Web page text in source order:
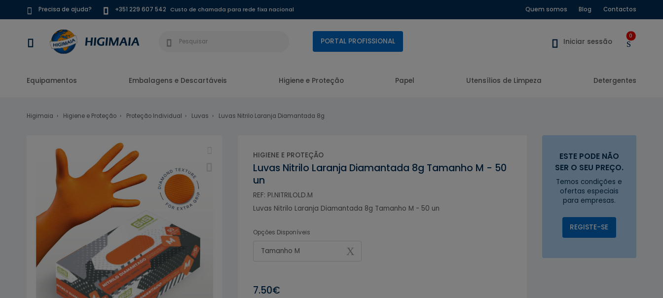
Precisa de ajuda? +351 229 607 542 Custo de chamada para rede fixa nacional Quem somos Blog Contactos
PORTAL PROFISSIONAL Iniciar sessão
0
Equipamentos Embalagens e Descartáveis Higiene e Proteção Papel Utensílios de Limpeza Detergentes
Higimaia Higiene e Proteção Proteção Individual Luvas Luvas Nitrilo Laranja Diamantada 8g
HIGIENE E PROTEÇÃO
Luvas Nitrilo Laranja Diamantada 8g Tamanho M - 50
un
REF: PI.NITRILOLD.M
Luvas Nitrilo Laranja Diamantada 8g Tamanho M - 50 un
Opções Disponíveis
Tamanho M
7.50€
ESTE PODE NÃO
SER O SEU PREÇO.
Temos condições e
ofertas especiais
para empresas.
REGISTE-SE